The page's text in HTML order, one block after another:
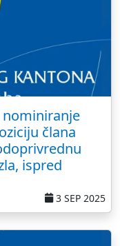
nominiranje
člana
ispred
3 SEP 2025